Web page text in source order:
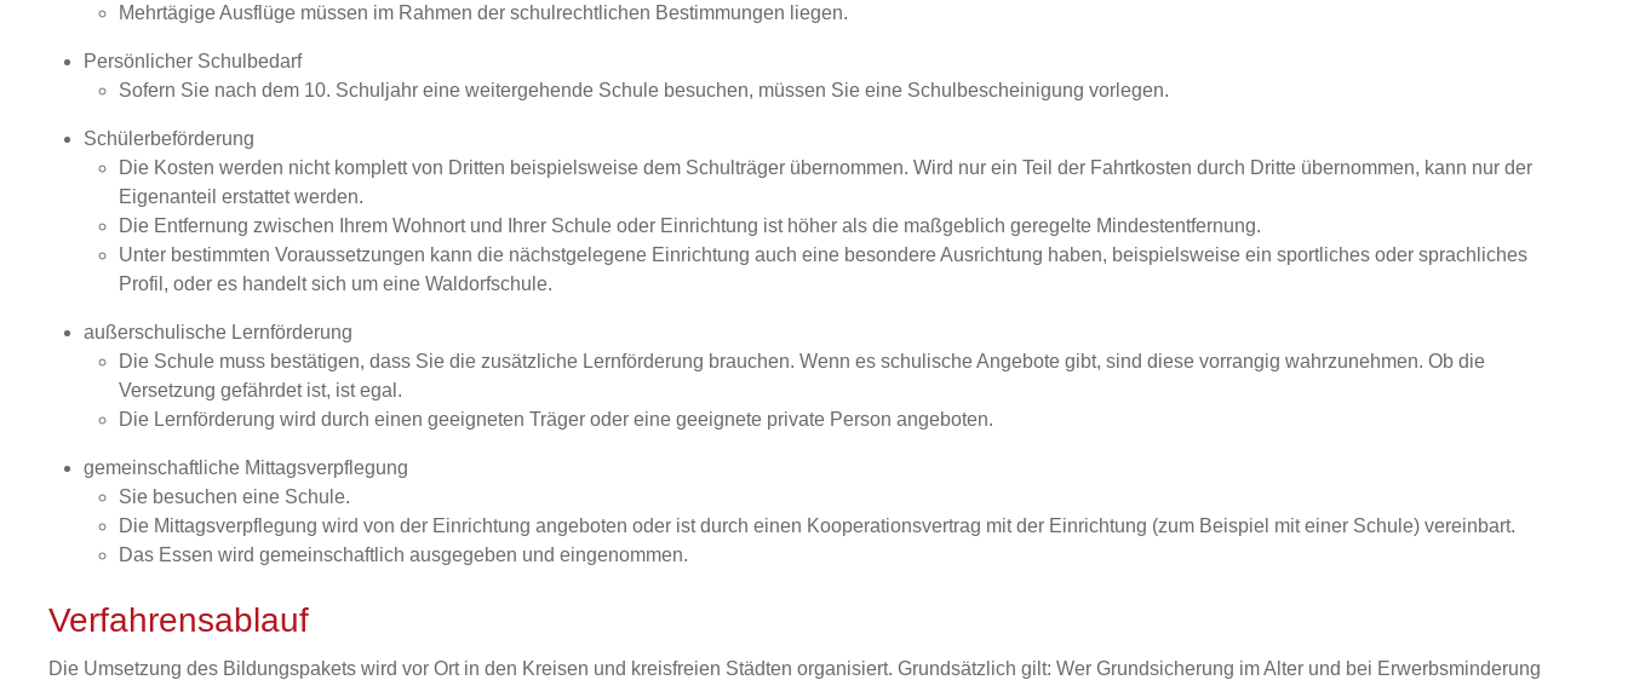
Mehrtägige Ausflüge müssen im Rahmen der schulrechtlichen Bestimmungen liegen.
Persönlicher Schulbedarf
Sofern Sie nach dem 10. Schuljahr eine weitergehende Schule besuchen, müssen Sie eine Schulbescheinigung vorlegen.
Schülerbeförderung
Die Kosten werden nicht komplett von Dritten beispielsweise dem Schulträger übernommen. Wird nur ein Teil der Fahrtkosten durch Dritte übernommen, kann nur der
Eigenanteil erstattet werden.
Die Entfernung zwischen Ihrem Wohnort und Ihrer Schule oder Einrichtung ist höher als die maßgeblich geregelte Mindestentfernung.
Unter bestimmten Voraussetzungen kann die nächstgelegene Einrichtung auch eine besondere Ausrichtung haben, beispielsweise ein sportliches oder sprachliches
Profil, oder es handelt sich um eine Waldorfschule.
außerschulische Lernförderung
Die Schule muss bestätigen, dass Sie die zusätzliche Lernförderung brauchen. Wenn es schulische Angebote gibt, sind diese vorrangig wahrzunehmen. Ob die
Versetzung gefährdet ist, ist egal.
Die Lernförderung wird durch einen geeigneten Träger oder eine geeignete private Person angeboten.
gemeinschaftliche Mittagsverpflegung
Sie besuchen eine Schule.
Die Mittagsverpflegung wird von der Einrichtung angeboten oder ist durch einen Kooperationsvertrag mit der Einrichtung (zum Beispiel mit einer Schule) vereinbart.
Das Essen wird gemeinschaftlich ausgegeben und eingenommen.
Verfahrensablauf
Die Umsetzung des Bildungspakets wird vor Ort in den Kreisen und kreisfreien Städten organisiert. Grundsätzlich gilt: Wer Grundsicherung im Alter und bei Erwerbsminderung